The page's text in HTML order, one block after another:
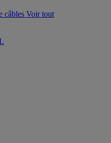
câbles Voir tout